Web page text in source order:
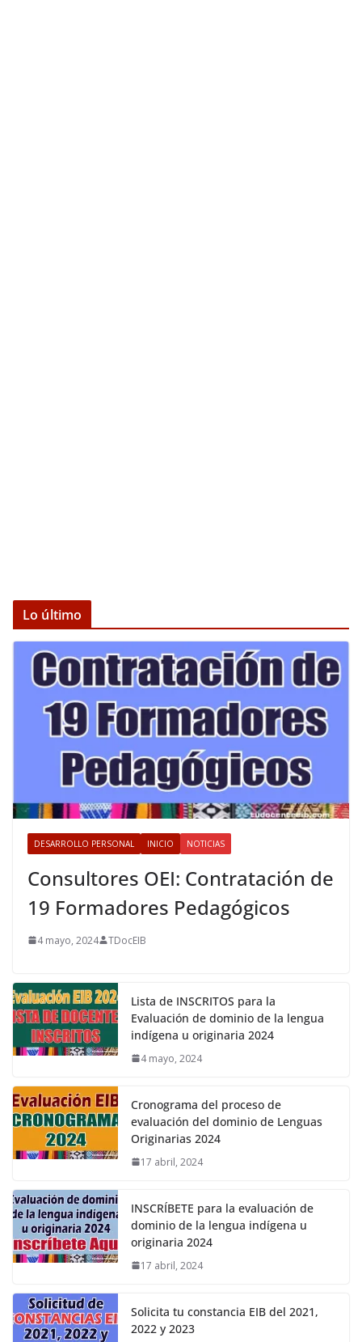
Lo último
DESARROLLO PERSONAL INICIO NOTICIAS
Consultores OEI: Contratación de
19 Formadores Pedagógicos
4 mayo, 2024 TDocEIB
Lista de INSCRITOS para la
Evaluación de dominio de la lengua
indígena u originaria 2024
4 mayo, 2024
Cronograma del proceso de
evaluación del dominio de Lenguas
Originarias 2024
17 abril, 2024
INSCRÍBETE para la evaluación de
dominio de la lengua indígena u
originaria 2024
17 abril, 2024
Solicita tu constancia EIB del 2021,
2022 y 2023